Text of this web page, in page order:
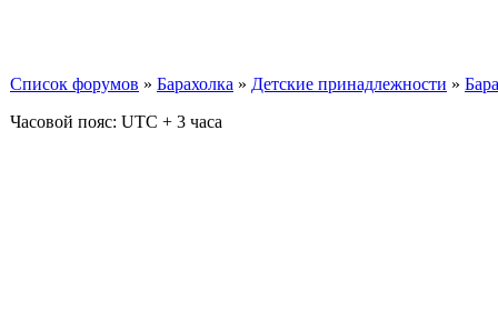
Список форумов » Барахолка » Детские принадлежности »
Часовой пояс: UTC + 3 часа